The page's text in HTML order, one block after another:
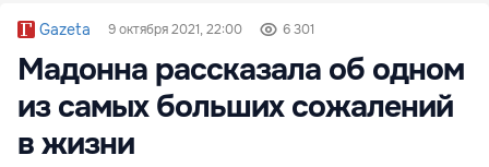
Gazeta 9 октября 2021, 22:00 6 301
Мадонна рассказала об одном
из самых больших сожалений
в жизни